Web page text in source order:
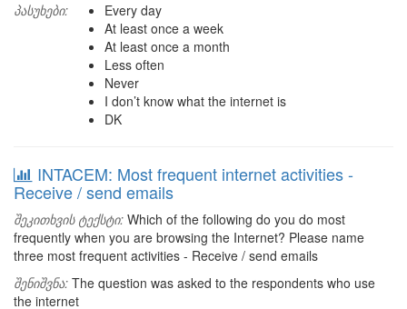
პასუხები:
Every day
At least once a week
At least once a month
Less often
Never
I don’t know what the internet is
DK
INTACEM: Most frequent internet activities -
Receive / send emails
შეკითხვის ტექსტი: Which of the following do you do most
frequently when you are browsing the Internet? Please name
three most frequent activities - Receive / send emails
შენიშვნა: The question was asked to the respondents who use
the internet